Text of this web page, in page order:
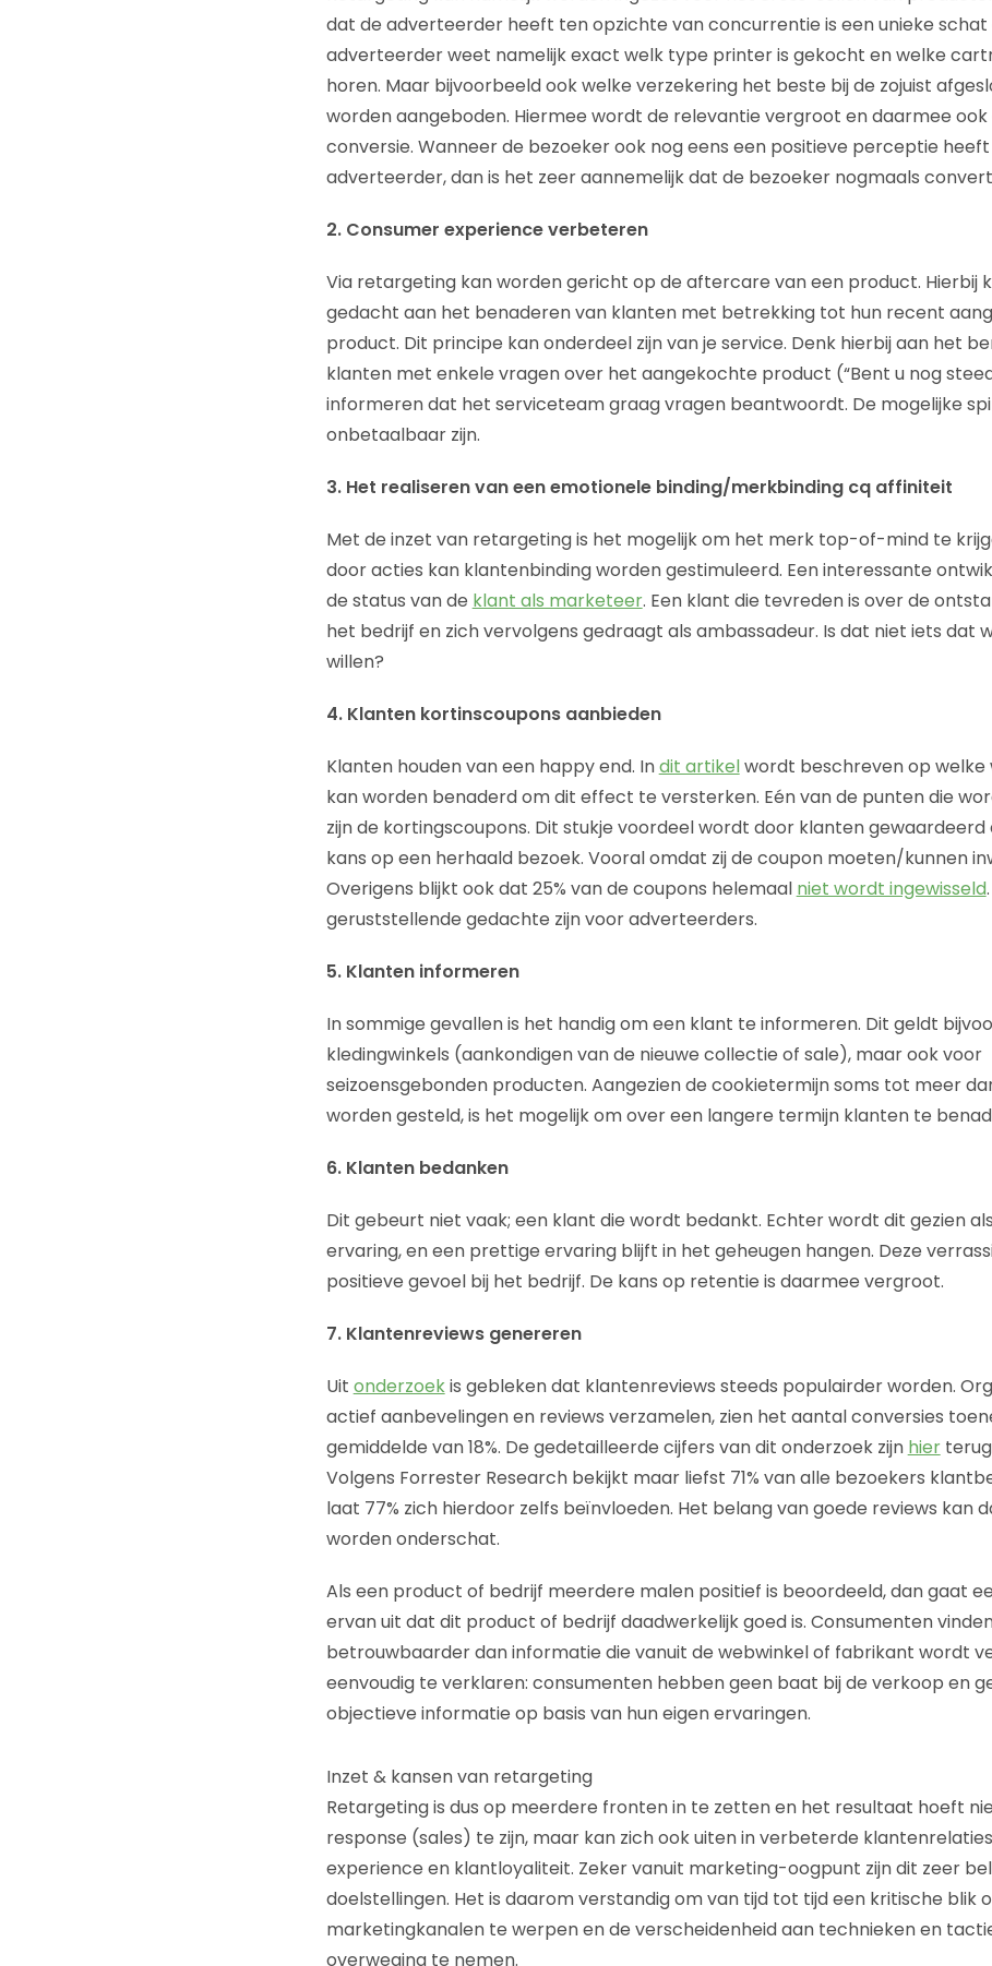
dat de adverteerder heeft ten opzichte van concurrentie is een unieke schat
adverteerder weet namelijk exact welk type printer is gekocht en welke
horen. Maar bijvoorbeeld ook welke verzekering het beste bij de zojuist
worden aangeboden. Hiermee wordt de relevantie vergroot en daarmee ook
conversie. Wanneer de bezoeker ook nog eens een positieve perceptie
adverteerder, dan is het zeer aannemelijk dat de bezoeker nogmaals
2. Consumer experience verbeteren
Via retargeting kan worden gericht op de aftercare van een product. Hierbij
gedacht aan het benaderen van klanten met betrekking tot hun recent
product. Dit principe kan onderdeel zijn van je service. Denk hierbij aan het
klanten met enkele vragen over het aangekochte product (“Bent u nog
informeren dat het serviceteam graag vragen beantwoordt. De mogelijke
onbetaalbaar zijn.
3. Het realiseren van een emotionele binding/merkbinding cq affiniteit
Met de inzet van retargeting is het mogelijk om het merk top-of-mind te
door acties kan klantenbinding worden gestimuleerd. Een interessante
de status van de klant als marketeer. Een klant die tevreden is over de
het bedrijf en zich vervolgens gedraagt als ambassadeur. Is dat niet iets dat
willen?
4. Klanten kortinscoupons aanbieden
Klanten houden van een happy end. Indit artikelwordt beschreven op welke
kan worden benaderd om dit effect te versterken. Eén van de punten die
zijn de kortingscoupons. Dit stukje voordeel wordt door klanten
kans op een herhaald bezoek. Vooral omdat zij de coupon moeten/kunnen
Overigens blijkt ook dat 25% van de coupons helemaal niet wordt ingewisseld
geruststellende gedachte zijn voor adverteerders.
5. Klanten informeren
In sommige gevallen is het handig om een klant te informeren. Dit geldt
kledingwinkels (aankondigen van de nieuwe collectie of sale), maar ook voor
seizoensgebonden producten. Aangezien de cookietermijn soms tot meer
worden gesteld, is het mogelijk om over een langere termijn klanten te
6. Klanten bedanken
Dit gebeurt niet vaak; een klant die wordt bedankt. Echter wordt dit gezien
ervaring, en een prettige ervaring blijft in het geheugen hangen. Deze
positieve gevoel bij het bedrijf. De kans op retentie is daarmee vergroot.
7. Klantenreviews genereren
Uit onderzoekis gebleken dat klantenreviews steeds populairder worden.
actief aanbevelingen en reviews verzamelen, zien het aantal conversies
gemiddelde van 18%. De gedetailleerde cijfers van dit onderzoek zijn hierterug
Volgens Forrester Research bekijkt maar liefst 71% van alle bezoekers
laat 77% zich hierdoor zelfs beïnvloeden. Het belang van goede reviews kan
worden onderschat.
Als een product of bedrijf meerdere malen positief is beoordeeld, dan gaat
ervan uit dat dit product of bedrijf daadwerkelijk goed is. Consumenten
betrouwbaarder dan informatie die vanuit de webwinkel of fabrikant wordt
eenvoudig te verklaren: consumenten hebben geen baat bij de verkoop en
objectieve informatie op basis van hun eigen ervaringen.
Inzet & kansen van retargeting
Retargeting is dus op meerdere fronten in te zetten en het resultaat hoeft
response (sales) te zijn, maar kan zich ook uiten in verbeterde
experience en klantloyaliteit. Zeker vanuit marketing-oogpunt zijn dit zeer
doelstellingen. Het is daarom verstandig om van tijd tot tijd een kritische blik
marketingkanalen te werpen en de verscheidenheid aan technieken en
overweging te nemen.